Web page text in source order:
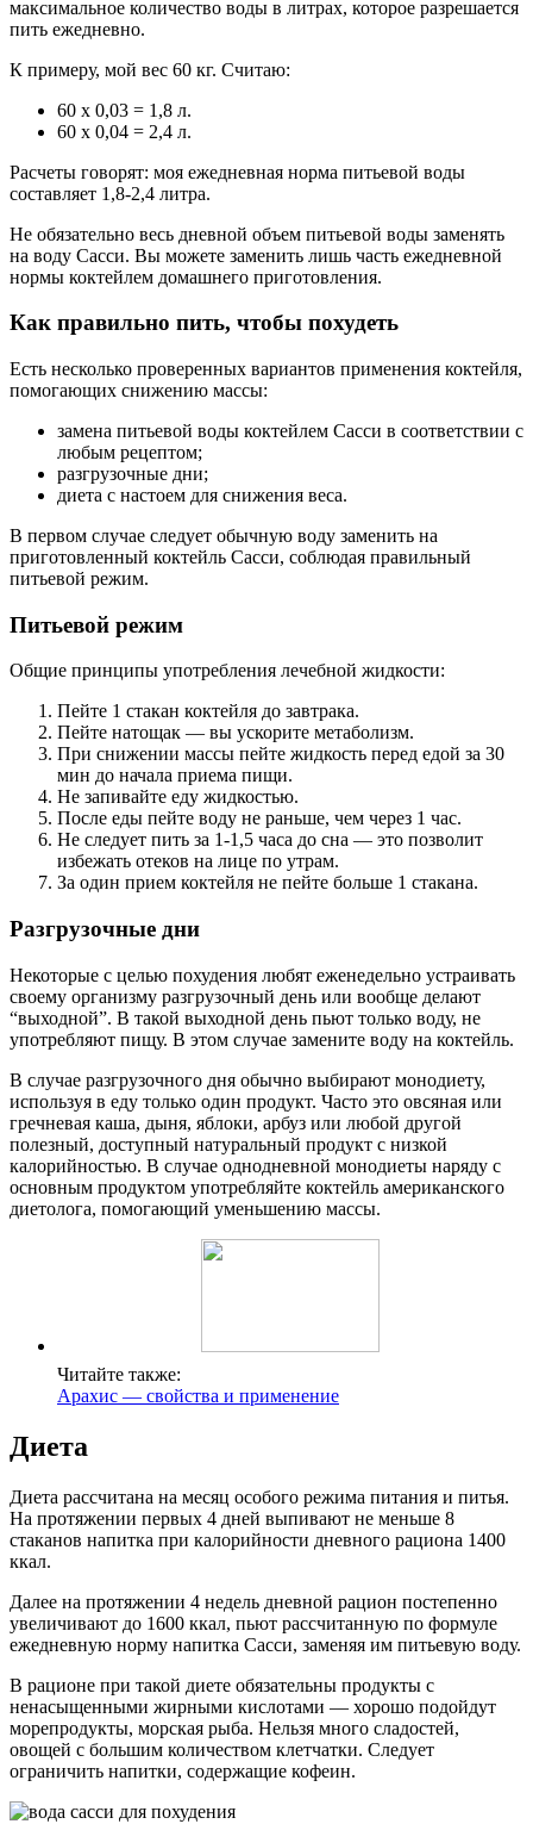
максимальное количество воды в литрах, которое разрешается
пить ежедневно.
К примеру, мой вес 60 кг. Считаю:
60 х 0,03 = 1,8 л.
60 х 0,04 = 2,4 л.
Расчеты говорят: моя ежедневная норма питьевой воды
составляет 1,8-2,4 литра.
Не обязательно весь дневной объем питьевой воды заменять
на воду Сасси. Вы можете заменить лишь часть ежедневной
нормы коктейлем домашнего приготовления.
Как правильно пить, чтобы похудеть
Есть несколько проверенных вариантов применения коктейля,
помогающих снижению массы:
замена питьевой воды коктейлем Сасси в соответствии с
любым рецептом;
разгрузочные дни;
диета с настоем для снижения веса.
В первом случае следует обычную воду заменить на
приготовленный коктейль Сасси, соблюдая правильный
питьевой режим.
Питьевой режим
Общие принципы употребления лечебной жидкости:
Пейте 1 стакан коктейля до завтрака.
Пейте натощак — вы ускорите метаболизм.
При снижении массы пейте жидкость перед едой за 30
мин до начала приема пищи.
Не запивайте еду жидкостью.
После еды пейте воду не раньше, чем через 1 час.
Не следует пить за 1-1,5 часа до сна — это позволит
избежать отеков на лице по утрам.
За один прием коктейля не пейте больше 1 стакана.
Разгрузочные дни
Некоторые с целью похудения любят еженедельно устраивать
своему организму разгрузочный день или вообще делают
“выходной”. В такой выходной день пьют только воду, не
употребляют пищу. В этом случае замените воду на коктейль.
В случае разгрузочного дня обычно выбирают монодиету,
используя в еду только один продукт. Часто это овсяная или
гречневая каша, дыня, яблоки, арбуз или любой другой
полезный, доступный натуральный продукт с низкой
калорийностью. В случае однодневной монодиеты наряду с
основным продуктом употребляйте коктейль американского
диетолога, помогающий уменьшению массы.
Читайте также:
Арахис — свойства и применение
Диета
Диета рассчитана на месяц особого режима питания и питья.
На протяжении первых 4 дней выпивают не меньше 8
стаканов напитка при калорийности дневного рациона 1400
ккал.
Далее на протяжении 4 недель дневной рацион постепенно
увеличивают до 1600 ккал, пьют рассчитанную по формуле
ежедневную норму напитка Сасси, заменяя им питьевую воду.
В рационе при такой диете обязательны продукты с
ненасыщенными жирными кислотами — хорошо подойдут
морепродукты, морская рыба. Нельзя много сладостей,
овощей с большим количеством клетчатки. Следует
ограничить напитки, содержащие кофеин.